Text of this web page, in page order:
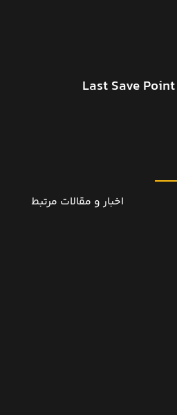
اخبار و مقالات مرتبط